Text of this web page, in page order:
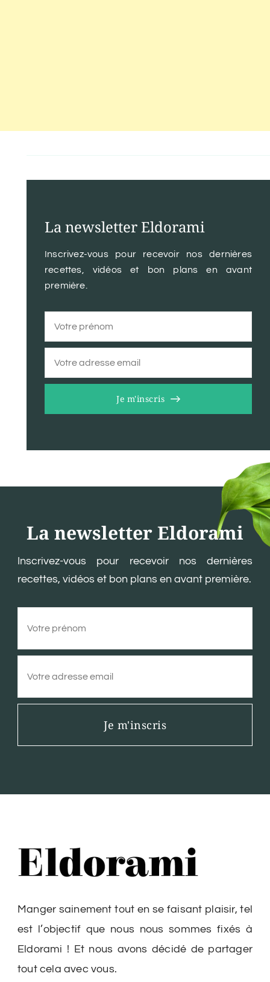
La newsletter Eldorami
Inscrivez-vous pour recevoir nos dernières
recettes, vidéos et bon plans en avant
première.
Je m'inscris
La newsletter Eldorami
Inscrivez-vous pour recevoir nos dernières
recettes, vidéos et bon plans en avant première.
Je m'inscris
Manger sainement tout en se faisant plaisir, tel
est l’objectif que nous nous sommes fixés à
Eldorami ! Et nous avons décidé de partager
tout cela avec vous.